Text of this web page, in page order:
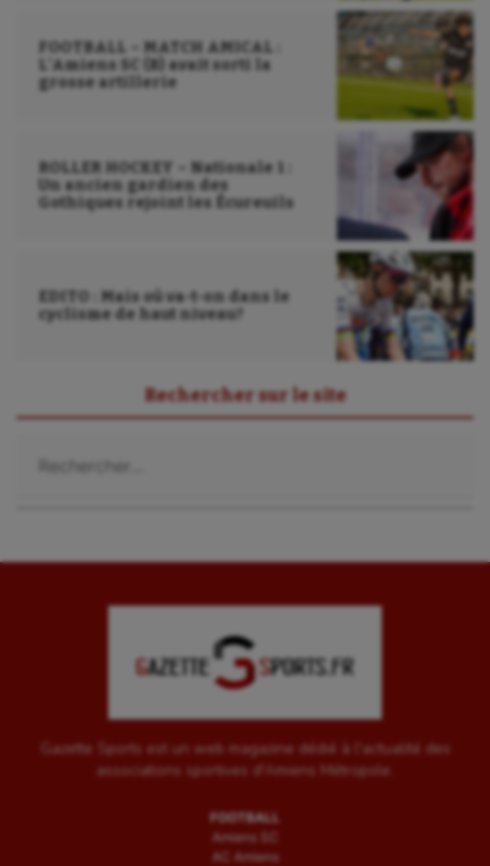
FOOTBALL – MATCH AMICAL :
L’Amiens SC (B) avait sorti la
grosse artillerie
ROLLER HOCKEY – Nationale 1 :
Un ancien gardien des
Gothiques rejoint les Écureuils
EDITO : Mais où va-t-on dans le
cyclisme de haut niveau?
Rechercher sur le site
Gazette Sports est un web magazine dédié à l'actualité des
associations sportives d'Amiens Métropole.
FOOTBALL
Amiens SC
AC Amiens